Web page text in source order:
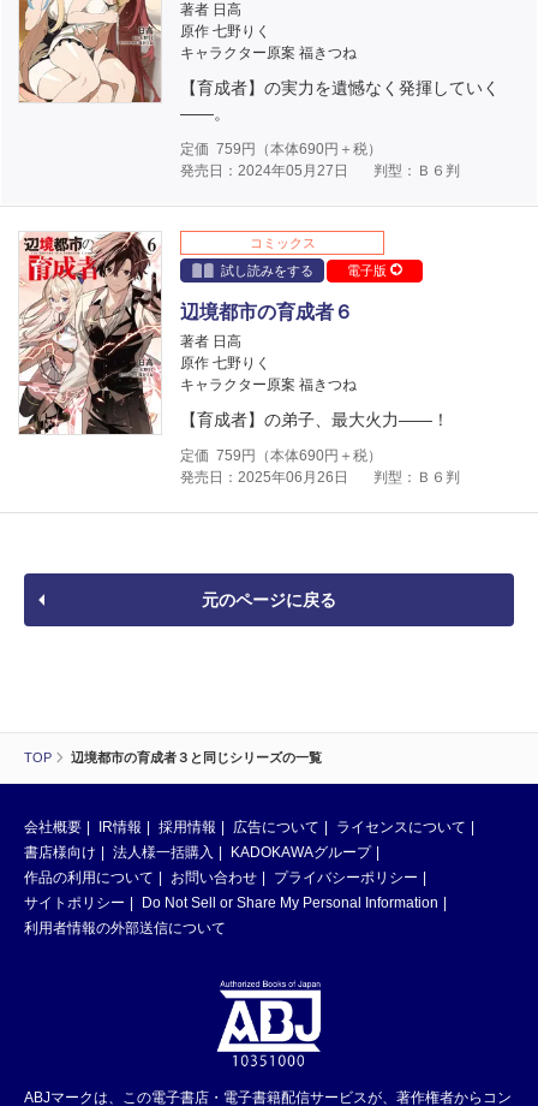
TOP 辺境都市の育成者３と同じシリーズの一覧
著者 日高
原作 七野りく
キャラクター原案 福きつね
【育成者】の実力を遺憾なく発揮していく
――。
定価 759 円（本体690円＋税）
発売日：2024年05月27日
判型：Ｂ６判
コミックス
試し読みをする
電子版
辺境都市の育成者６
著者 日高
原作 七野りく
キャラクター原案 福きつね
【育成者】の弟子、最大火力――！
定価 759 円（本体690円＋税）
発売日：2025年06月26日
判型：Ｂ６判
元のページに戻る
会社概要 IR情報 採用情報 広告について
ライセンスについて
書店様向け
法人様一括購入
KADOKAWAグループ
作品の利用について
お問い合わせ
プライバシーポリシー
サイトポリシー
Do Not Sell or Share My Personal Information
利用者情報の外部送信について
ABJマークは、この電子書店・電子書籍配信サービスが、著作権者からコン